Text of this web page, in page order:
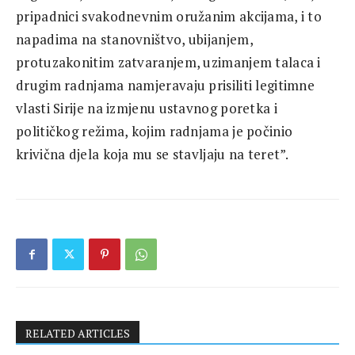
pripadnici svakodnevnim oružanim akcijama, i to
napadima na stanovništvo, ubijanjem,
protuzakonitim zatvaranjem, uzimanjem talaca i
drugim radnjama namjeravaju prisiliti legitimne
vlasti Sirije na izmjenu ustavnog poretka i
političkog režima, kojim radnjama je počinio
krivična djela koja mu se stavljaju na teret”.
RELATED ARTICLES